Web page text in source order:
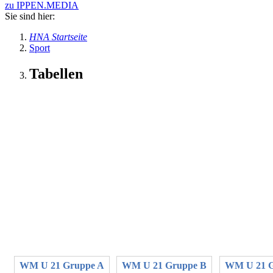
zu IPPEN.MEDIA
Sie sind hier:
HNA Startseite
Sport
Tabellen
WM U 21 Gruppe A WM U 21 Gruppe B WM U 21